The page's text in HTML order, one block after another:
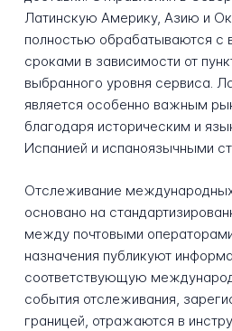
Латинскую Америку, Азию и
полностью обрабатываются с
сроками в зависимости от
выбранного уровня сервиса.
является особенно важным
благодаря историческим и
Испанией и испаноязычными
Отслеживание
основано на
между почтовыми
назначения публикуют
соответствующую
события отслеживания,
границей, отражаются в